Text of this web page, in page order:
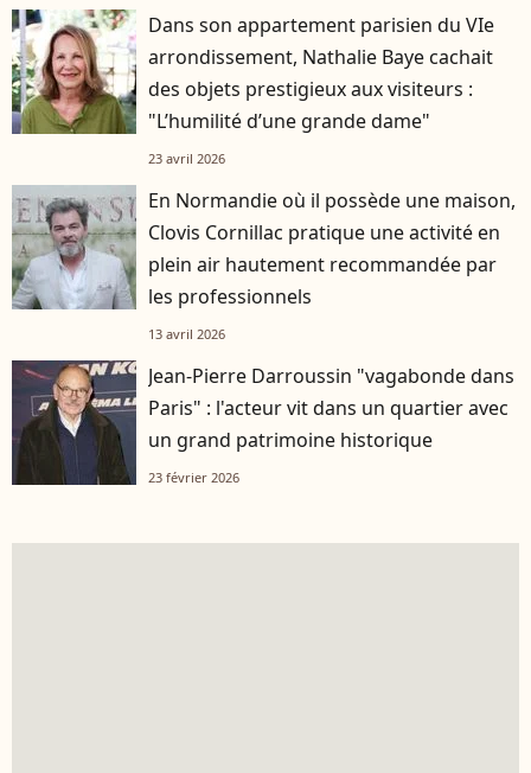
Dans son appartement parisien du VIe
arrondissement, Nathalie Baye cachait
des objets prestigieux aux visiteurs :
"L’humilité d’une grande dame"
23 avril 2026
En Normandie où il possède une maison,
Clovis Cornillac pratique une activité en
plein air hautement recommandée par
les professionnels
13 avril 2026
Jean-Pierre Darroussin "vagabonde dans
Paris" : l'acteur vit dans un quartier avec
un grand patrimoine historique
23 février 2026